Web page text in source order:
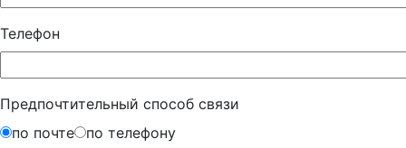
Телефон
Предпочтительный способ связи
по почте
по телефону